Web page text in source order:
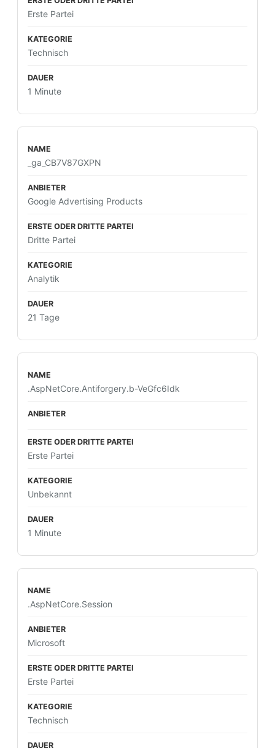
Erste Partei
Technisch
1 Minute
_ga_CB7V87GXPN
Google Advertising Products
Dritte Partei
Analytik
21 Tage
.AspNetCore.Antiforgery.b-VeGfc6Idk
Erste Partei
Unbekannt
1 Minute
.AspNetCore.Session
Microsoft
Erste Partei
Technisch